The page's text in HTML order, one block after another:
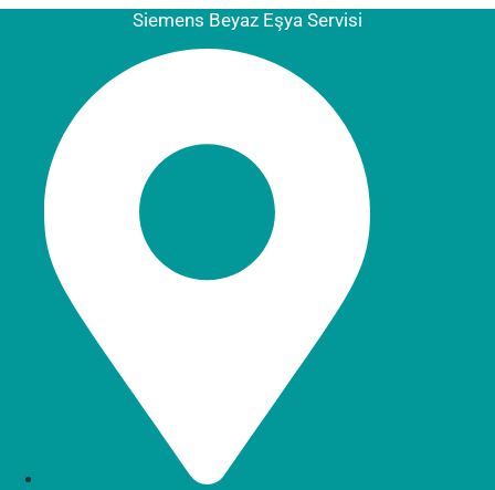
Siemens Beyaz Eşya Servisi